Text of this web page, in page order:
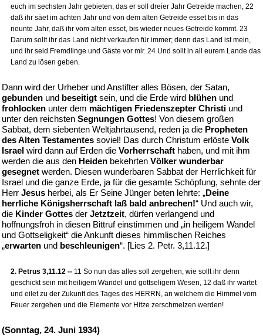
euch im sechsten Jahr gebieten, das er soll dreier Jahr Getreide machen, 22
daß ihr säet im achten Jahr und von dem alten Getreide esset bis in das
neunte Jahr, daß ihr vom alten esset, bis wieder neues Getreide kommt. 23
Darum sollt ihr das Land nicht verkaufen für immer; denn das Land ist mein,
und ihr seid Fremdlinge und Gäste vor mir. 24 Und sollt in all eurem Lande das
Land zu lösen geben.
Dann wird der Urheber und Anstifter alles Bösen, der Satan,
gebunden und beseitigt sein, und die Erde wird blühen und
frohlocken unter dem mächtigen Friedenszepter Christi und
unter den reichsten Segnungen Gottes! Von diesem großen
Sabbat, dem siebenten Weltjahrtausend, reden ja die Propheten
des Alten Testamentes soviel! Das durch Christum erlöste Volk
Israel wird dann auf Erden die Vorherrschaft haben, und mit ihm
werden die aus den Heiden bekehrten Völker wunderbar
gesegnet werden. Diesen wunderbaren Sabbat der Herrlichkeit für
Israel und die ganze Erde, ja für die gesamte Schöpfung, sehnte der
Herr Jesus herbei, als Er Seine Jünger beten lehrte: „Deine
herrliche Königsherrschaft laß bald anbrechen!“ Und auch wir,
die Kinder Gottes der Jetztzeit, dürfen verlangend und
hoffnungsfroh in diesen Bittruf einstimmen und „in heiligem Wandel
und Gottseligkeit“ die Ankunft dieses himmlischen Reiches
„erwarten und beschleunigen“. [Lies 2. Petr. 3,11.12.]
2. Petrus 3,11.12 -- 11 So nun das alles soll zergehen, wie sollt ihr denn
geschickt sein mit heiligem Wandel und gottseligem Wesen, 12 daß ihr wartet
und eilet zu der Zukunft des Tages des HERRN, an welchem die Himmel vom
Feuer zergehen und die Elemente vor Hitze zerschmelzen werden!
(Sonntag, 24. Juni 1934)